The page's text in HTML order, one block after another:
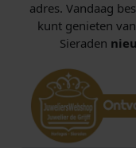
adres. Vandaag
kunt genieten
Sieraden